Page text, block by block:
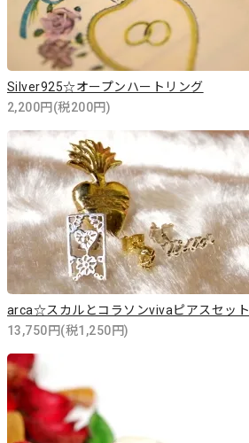
Silver925☆オープンハートリング
2,200円(税200円)
arca☆スカルとコラソンvivaピアスセット
13,750円(税1,250円)